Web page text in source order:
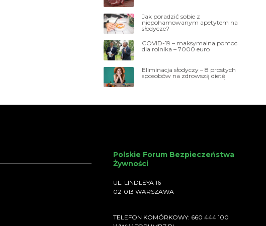
Jak poradzić sobie z
niepohamowanym apetytem na
słodycze?
COVID-19 – maksymalna pomoc
dla rolnika – 7000 euro
Eliminacja słodyczy – 8 prostych
sposobów na zdrowszą dietę
Polskie Forum Bezpieczeństwa
Żywności
UL. LINDLEYA 16
02-013 WARSZAWA
TELEFON KOMÓRKOWY: 660 444 100